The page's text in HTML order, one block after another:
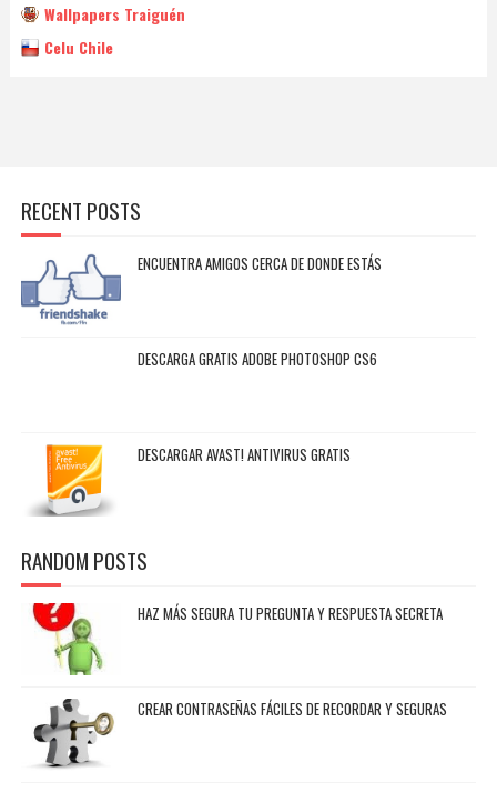
Wallpapers Traiguén
Celu Chile
RECENT POSTS
ENCUENTRA AMIGOS CERCA DE DONDE ESTÁS
DESCARGA GRATIS ADOBE PHOTOSHOP CS6
DESCARGAR AVAST! ANTIVIRUS GRATIS
RANDOM POSTS
HAZ MÁS SEGURA TU PREGUNTA Y RESPUESTA SECRETA
CREAR CONTRASEÑAS FÁCILES DE RECORDAR Y SEGURAS